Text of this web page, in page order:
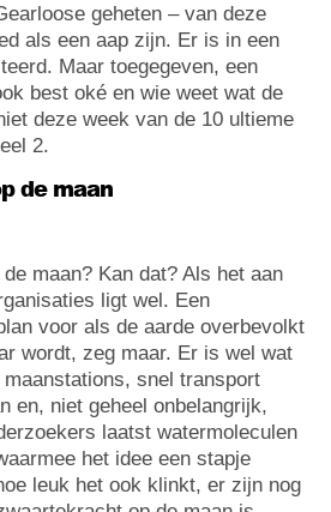
geheten – van deze
als een aap zijn. Er is in een
Maar toegegeven, een
best oké en wie weet wat de
deze week van de 10 ultieme
2.
de maan
maan? Kan dat? Als het aan
ligt wel. Een
voor als de aarde overbevolkt
wordt, zeg maar. Er is wel wat
snel transport
en, niet geheel onbelangrijk,
laatst watermoleculen
het idee een stapje
leuk het ook klinkt, er zijn nog